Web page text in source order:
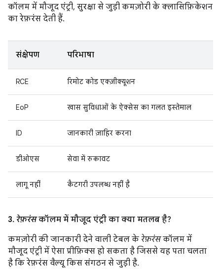
कॉलम में मौजूद एंट्री, सुरक्षा से जुड़ी कमज़ोरी के क्लासिफ़िकेशन
का रेफ़रंस देती हैं.
संक्षेपण परिभाषा
RCE रिमोट कोड एक्ज़ीक्यूशन
EoP खास सुविधाओं के ऐक्सेस का गलत इस्तेमाल
ID जानकारी ज़ाहिर करना
डीओएस सेवा में रुकावट
लागू नहीं कैटगरी उपलब्ध नहीं है
3. रेफ़रंसकॉलम में मौजूद एंट्री का क्या मतलब है?
कमज़ोरी की जानकारी देने वाली टेबल के रेफ़रंसकॉलम में
मौजूद एंट्री में ऐसा प्रीफ़िक्स हो सकता है जिससे यह पता चलता
है कि रेफ़रंस वैल्यू किस संगठन से जुड़ी है.